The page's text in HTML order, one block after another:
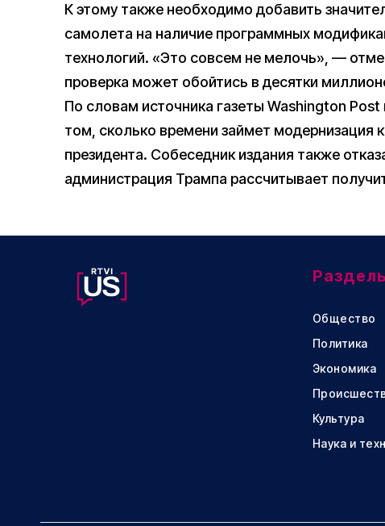
К этому также необходимо добавить
самолета на наличие программных
технологий. «Это совсем не мелочь», —
проверка может обойтись в десятки
По словам источника газеты Washington
том, сколько времени займет модернизация
президента. Собеседник издания также
администрация Трампа рассчитывает
Общество
Политика
Экономика
Культура
Наука и